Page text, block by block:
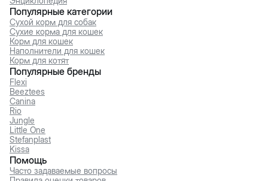
Популярные категории
Сухой корм для собак
Сухие корма для кошек
Корм для кошек
Наполнители для кошек
Корм для котят
Популярные бренды
Flexi
Beeztees
Canina
Rio
Jungle
Little One
Stefanplast
Kissa
Помощь
Часто задаваемые вопросы